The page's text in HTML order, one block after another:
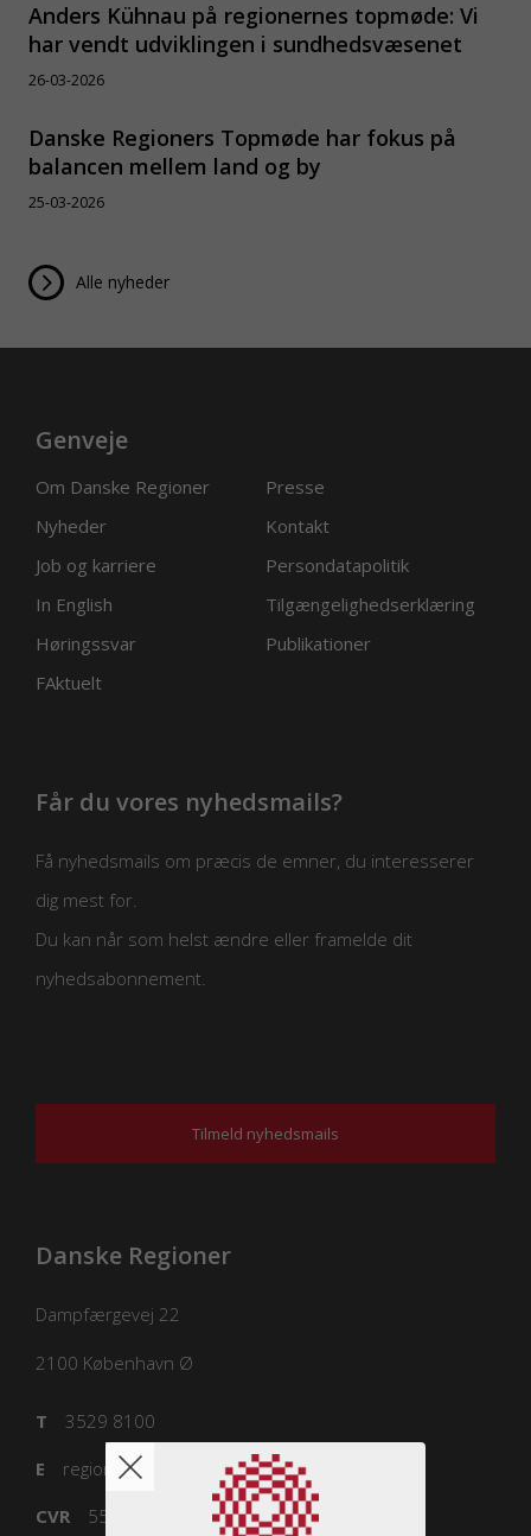
Anders Kühnau på regionernes topmøde: Vi
har vendt udviklingen i sundhedsvæsenet
26-03-2026
Danske Regioners Topmøde har fokus på
balancen mellem land og by
25-03-2026
Alle nyheder
Genveje
Om Danske Regioner
Presse
Nyheder
Kontakt
Job og karriere
Persondatapolitik
In English
Tilgængelighedserklæring
Høringssvar
Publikationer
FAktuelt
Får du vores nyhedsmails?
Få nyhedsmails om præcis de emner, du interesserer
dig mest for.
Du kan når som helst ændre eller framelde dit
nyhedsabonnement.
Tilmeld nyhedsmails
Danske Regioner
Dampfærgevej 22
2100 København Ø
3529 8100
T
regioner@regioner.dk
E
55832218
CVR